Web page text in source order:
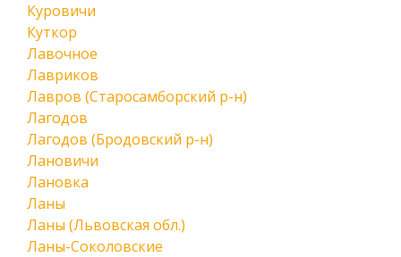
Куровичи
Куткор
Лавочное
Лавриков
Лавров (Старосамборский р-н)
Лагодов
Лагодов (Бродовский р-н)
Лановичи
Лановка
Ланы
Ланы (Львовская обл.)
Ланы-Соколовские